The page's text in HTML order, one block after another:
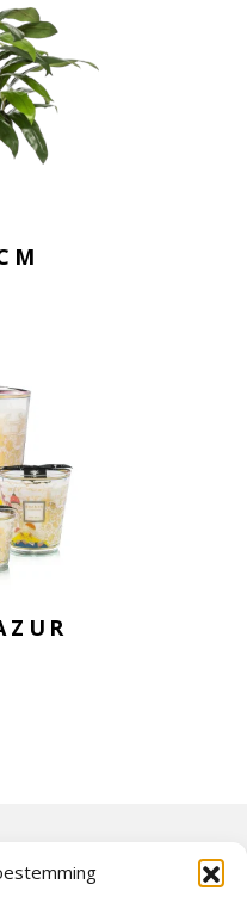
gemengd met
mattering middelen.
uitstraling aan de
receptuur worden
is Mobach
toe te passen.